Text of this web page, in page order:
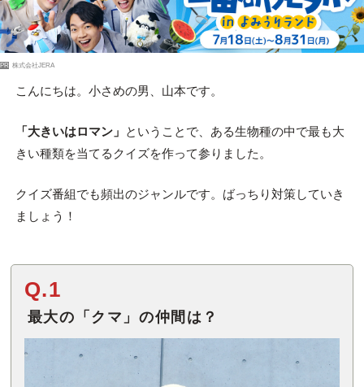
PR 株式会社JERA
こんにちは。小さめの男、山本です。
「大きいはロマン」 ということで、ある生物種の中で最も大
きい種類を当てるクイズを作って参りました。
クイズ番組でも頻出のジャンルです。ばっちり対策していき
ましょう！
Q.1
最大の「クマ」の仲間は？